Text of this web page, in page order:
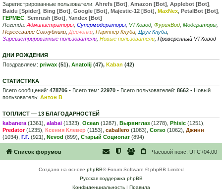
Зарегистрированные пользователи: Ahrefs [Bot] Amazon [Bot] Applebot [Bot]
Baidu [Spider] Bing [Bot] Google [Bot] Majestic-12 [Bot] MaxNex PetalBot [Bot]
ГЕРМЕС Semrush [Bot] Yandex [Bot]
Легенда: Администраторы Супермодераторы VTXовод ФурияВод Модераторы
Пересевшие Соклубники Девчонки Партнер Клуба Друг Клуба
Зарегистрированные пользователи Новые пользователи Проверенный VTXовод
ДНИ РОЖДЕНИЯ
Поздравляем: priwax (51), Anatolij (47), Kaban (42)
СТАТИСТИКА
Всего сообщений: 478706 • Всего тем: 22970 • Всего пользователей: 8662 • Новый
пользователь: Антон В
ТОПЛИСТ — 13 БЛАГОДАРНОСТЕЙ
kabanera (1361), alabai (1323), Ocean (1287), Вырвиглаз (1278), Phisic (1251),
Predator(1235), Ксения Клевер (1153), caballero (1083), Corso (1062), Джинн
(1034), Г.Г. (921), Nevod (899), Старый Социопат (894)
Список форумов Часовой пояс: UTC+04:00
Создано на основе phpBB® Forum Software © phpBB Limited
Русская поддержка phpBB
Конфиденциальность| Правила